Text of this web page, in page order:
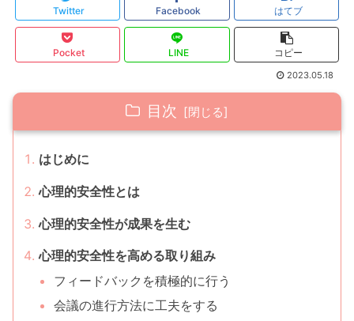
Twitter Facebook はてブ
Pocket LINE コピー
2023.05.18
目次
はじめに
心理的安全性とは
心理的安全性が成果を生む
心理的安全性を高める取り組み
フィードバックを積極的に行う
会議の進行方法に工夫をする